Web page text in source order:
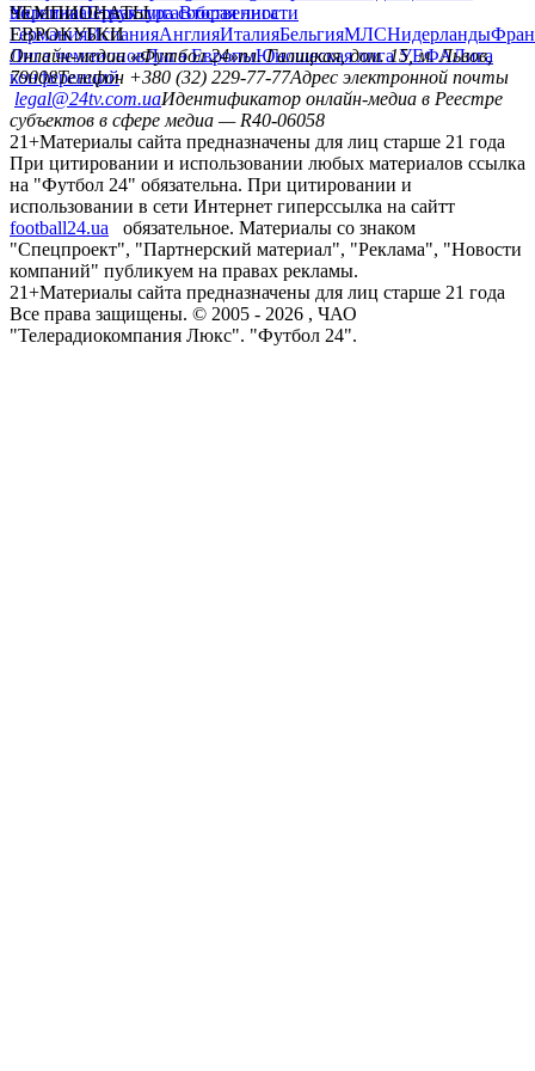
политикаСтруктура собственности
УкраинаПервая лигаВторая лига
ЧЕМПИОНАТЫ
ГерманияИспанияАнглияИталияБельгияМЛСНидерланды
ЕВРОКУБКИ
Лига чемпионовЛига ЕвропыЮношеская лига УЕФАЛига
конференций
Онлайн-медиа «Футбол 24»пл. Галицкая, дом. 15, м. Львов,
79008Телефон +380 (32) 229-77-77Адрес электронной почты
legal@24tv.com.uaИдентификатор онлайн-медиа в Реестре
субъектов в сфере медиа — R40-06058
21+Материалы сайта предназначены для лиц старше 21 года
При цитировании и использовании любых материалов ссылка
на "Футбол 24" обязательна. При цитировании и
использовании в сети Интернет гиперссылка на сайтт
football24.ua
обязательное. Материалы со знаком
"Спецпроект", "Партнерский материал", "Реклама", "Новости
компаний" публикуем на правах рекламы.
21+Материалы сайта предназначены для лиц старше 21 года
Все права защищены. © 2005 - 2026 , ЧАО
"Телерадиокомпания Люкс". "Футбол 24".